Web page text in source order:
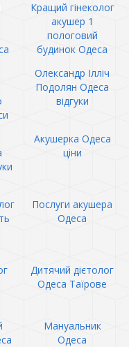
Кращий гінеколог
акушер 1
пологовий
будинок Одеса
Олександр Ілліч
Подолян Одеса
відгуки
Акушерка Одеса
ціни
Послуги акушера
Одеса
Дитячий дієтолог
Одеса Таїрове
Мануальник
Одеса